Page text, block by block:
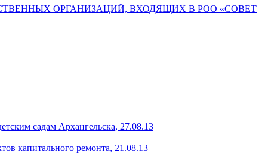
ОРГАНИЗАЦИЙ, ВХОДЯЩИХ В РОО «СОВЕТ
садам Архангельска, 27.08.13
капитального ремонта, 21.08.13